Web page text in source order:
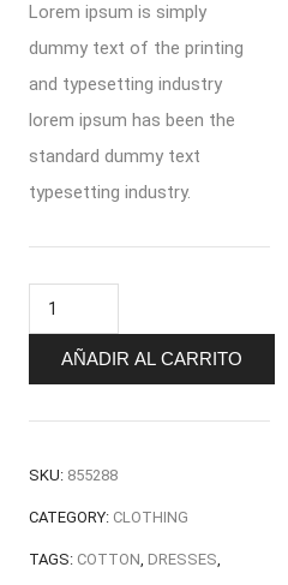
original
era:
480,00 €.
actual
es:
470,00 €.
Lorem ipsum is simply
dummy text of the printing
and typesetting industry
lorem ipsum has been the
standard dummy text
typesetting industry.
Sale
Product
cantidad
AÑADIR AL CARRITO
SKU: 855288
CATEGORY: CLOTHING
TAGS: COTTON, DRESSES,